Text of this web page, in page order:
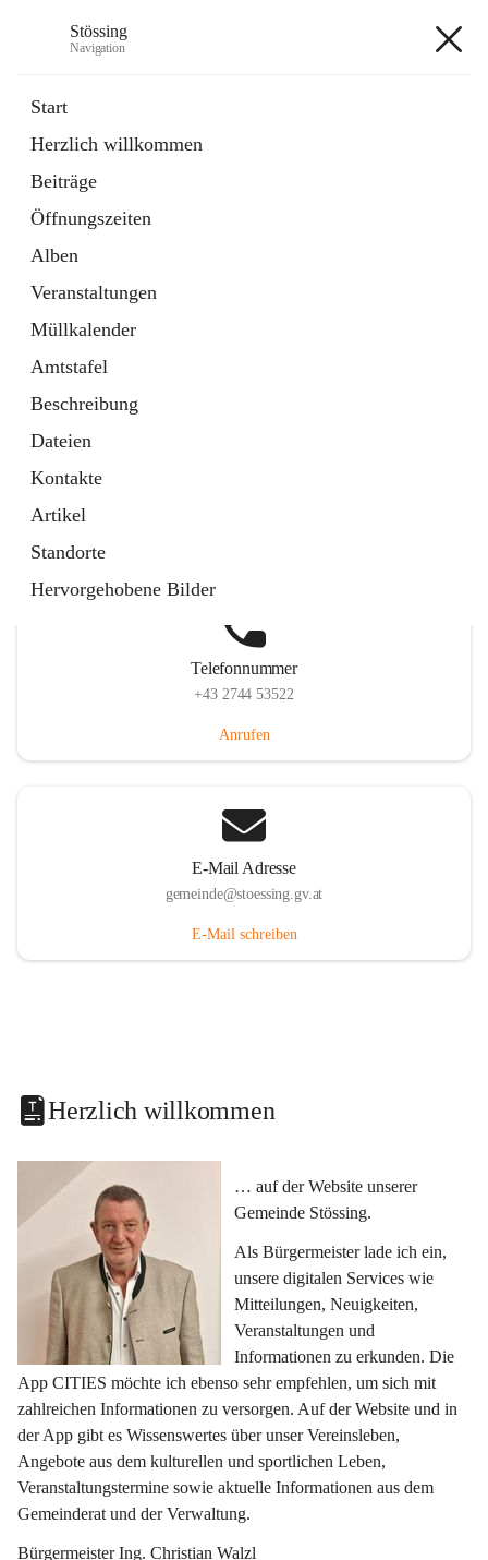
Stössing
Navigation
Start
Herzlich willkommen
Beiträge
Öffnungszeiten
Alben
Veranstaltungen
Müllkalender
Amtstafel
Beschreibung
Dateien
Kontakte
Artikel
Standorte
Hervorgehobene Bilder
Datei
in
Tab
Kindergarten
öffnet
in
neuem
Tab
Telefonnummer
+43 2744 53522
Anrufen
E-Mail Adresse
gemeinde@stoessing.gv.at
E-Mail schreiben
Herzlich willkommen
… auf der Website unserer
Gemeinde Stössing.
Als Bürgermeister lade ich ein,
unsere digitalen Services wie
Mitteilungen, Neuigkeiten,
Veranstaltungen und
Informationen zu erkunden. Die
App CITIES möchte ich ebenso sehr empfehlen, um sich mit
zahlreichen Informationen zu versorgen. Auf der Website und in
der App gibt es Wissenswertes über unser Vereinsleben,
Angebote aus dem kulturellen und sportlichen Leben,
Veranstaltungstermine sowie aktuelle Informationen aus dem
Gemeinderat und der Verwaltung.
Bürgermeister Ing. Christian Walzl